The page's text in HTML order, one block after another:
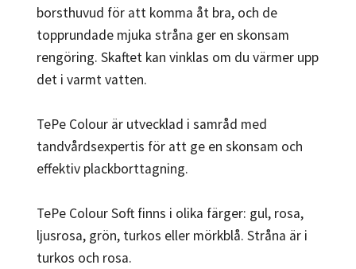
borsthuvud för att komma åt bra, och de
topprundade mjuka stråna ger en skonsam
rengöring. Skaftet kan vinklas om du värmer upp
det i varmt vatten.
TePe Colour är utvecklad i samråd med
tandvårdsexpertis för att ge en skonsam och
effektiv plackborttagning.
TePe Colour Soft finns i olika färger: gul, rosa,
ljusrosa, grön, turkos eller mörkblå. Stråna är i
turkos och rosa.